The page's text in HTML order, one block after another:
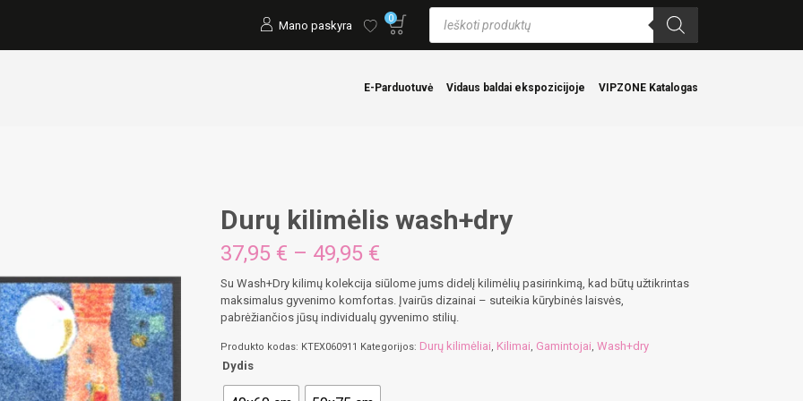
Mano paskyra 0
Products
search
E-Parduotuvė Vidaus baldai ekspozicijoje VIPZONE Katalogas
Durų kilimėlis wash+dry
37,95 € – 49,95 €
37,95 €
through
49,95 €
Su Wash+Dry kilimų kolekcija siūlome jums didelį kilimėlių pasirinkimą, kad būtų užtikrintas
maksimalus gyvenimo komfortas. Įvairūs dizainai – suteikia kūrybinės laisvės,
pabrėžiančios jūsų individualų gyvenimo stilių.
Produkto kodas: KTEX060911 Kategorijos: Durų kilimėliai, Kilimai, Gamintojai,Wash+dry
Dydis